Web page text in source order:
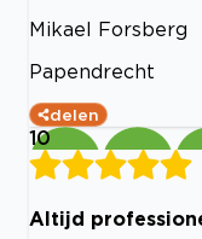
Mikael Forsberg
Papendrecht
delen
10
Altijd